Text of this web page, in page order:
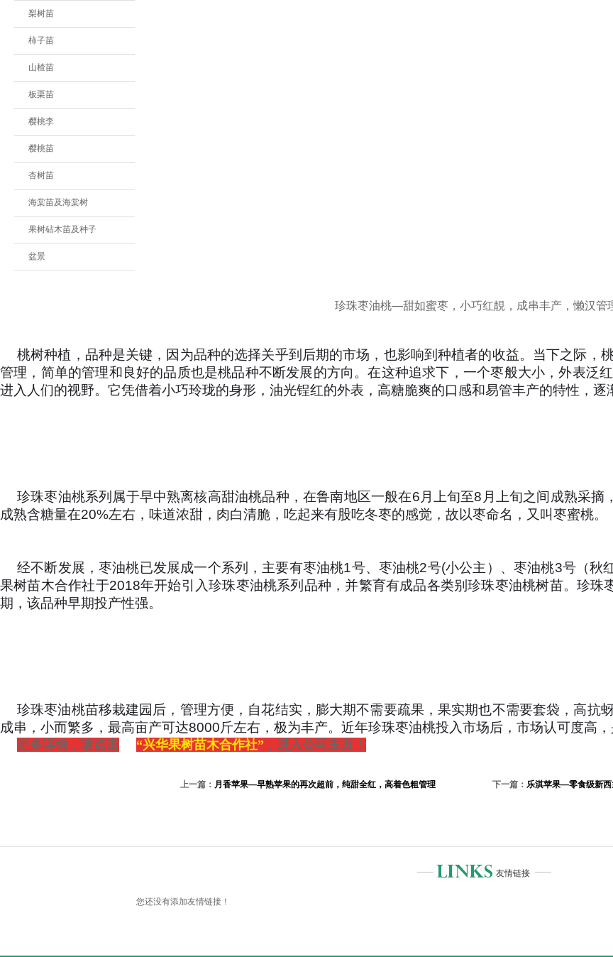
梨树苗
柿子苗
山楂苗
板栗苗
樱桃李
樱桃苗
杏树苗
海棠苗及海棠树
果树砧木苗及种子
盆景
珍珠枣油桃—甜如蜜枣，小巧红靚，成串丰产，懒汉管
桃树种植，品种是关键，因为品种的选择关乎到后期的市场，也影响到种植者的收益。当下之际，
管理，简单的管理和良好的品质也是桃品种不断发展的方向。在这种追求下，一个枣般大小，外表泛
进入人们的视野。它凭借着小巧玲珑的身形，油光锃红的外表，高糖脆爽的口感和易管丰产的特性，逐
珍珠枣油桃系列属于早中熟离核高甜油桃品种，在鲁南地区一般在6月上旬至8月上旬之间成熟采摘
成熟含糖量在20%左右，味道浓甜，肉白清脆，吃起来有股吃冬枣的感觉，故以枣命名，又叫枣蜜桃。
经不断发展，枣油桃已发展成一个系列，主要有枣油桃1号、枣油桃2号(小公主）、枣油桃3号（
果树苗木合作社于2018年开始引入珍珠枣油桃系列品种，并繁育有成品各类别珍珠枣油桃树苗。珍
期，该品种早期投产性强。
珍珠枣油桃苗移栽建园后，管理方便，自花结实，膨大期不需要疏果，果实期也不需要套袋，高抗
成串，小而繁多，最高亩产可达8000斤左右，极为丰产。近年珍珠枣油桃投入市场后，市场认可度高，
更多详情，请点击 “兴华果树苗木合作社” ，进入公司主页！
上一篇： 月香苹果—早熟苹果的再次超前，纯甜全红，高着色粗管理 下一篇： 乐淇苹果—零食级新西
友情链接
您还没有添加友情链接！